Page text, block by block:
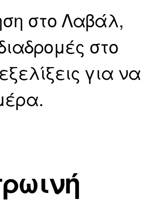
στο Λαβάλ,
στο
για να